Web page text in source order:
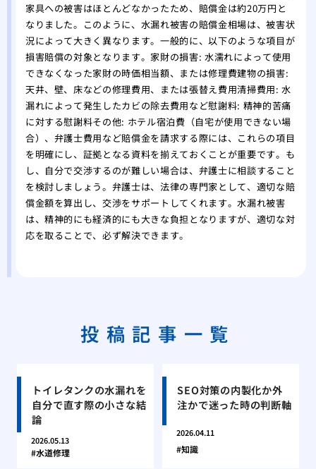
家具への被害はほとんどなかったため、賠償金は約20万円と
なりました。このように、水漏れ被害の賠償金相場は、被害状
況によって大きく異なります。一般的に、以下のような項目が
損害賠償の対象となります。家財の損害: 水濡れによって使用
できなくなった家財の時価相当額、または修理費建物の損害:
天井、壁、床などの修理費用、または張替え費用清掃費用: 水
漏れによって発生したカビの除去費用など慰謝料: 精神的苦痛
に対する慰謝料その他: ホテル宿泊費（自宅が使用できない場
合）、弁護士費用など賠償金を請求する際には、これらの項目
を明確にし、証拠となる資料を揃えておくことが重要です。も
し、自分で交渉するのが難しい場合は、弁護士に相談すること
を検討しましょう。弁護士は、法律の専門家として、適切な賠
償金額を算出し、交渉をサポートしてくれます。水漏れ被害
は、精神的にも経済的にも大きな負担となりますが、適切な対
応を取ることで、必ず解決できます。
投稿記事一覧
トイレタンクの水漏れを
自分で直す際の小さな結
論
2026.05.13
水道修理
SEO対策の内製化か外
注かで迷った時の判断軸
2026.04.11
知識